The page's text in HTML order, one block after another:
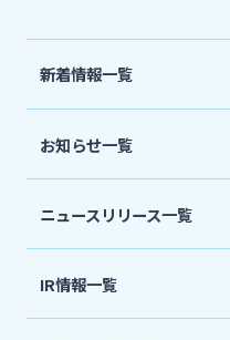
株主・投資家の皆さま
ニュースリリース一覧
採用情報
新着情報一覧
お知らせ一覧
ニュースリリース一覧
IR情報一覧